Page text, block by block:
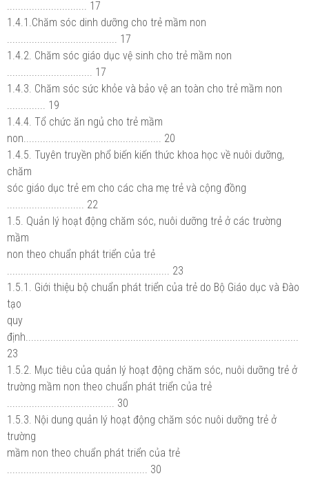
............................. 17
1.4.1.Chăm sóc dinh dưỡng cho trẻ mầm non
........................................ 17
1.4.2. Chăm sóc giáo dục vệ sinh cho trẻ mầm non
............................... 17
1.4.3. Chăm sóc sức khỏe và bảo vệ an toàn cho trẻ mầm non
.............. 19
1.4.4. Tổ chức ăn ngủ cho trẻ mầm
non.................................................. 20
1.4.5. Tuyên truyền phổ biến kiến thức khoa học về nuôi dưỡng,
chăm
sóc giáo dục trẻ em cho các cha mẹ trẻ và cộng đồng
............................ 22
1.5. Quản lý hoạt động chăm sóc, nuôi dưỡng trẻ ở các trường
mầm
non theo chuẩn phát triển của trẻ
........................................................... 23
1.5.1. Giới thiệu bộ chuẩn phát triển của trẻ do Bộ Giáo dục và Đào
tạo
quy
định...................................................................................................
23
1.5.2. Mục tiêu của quản lý hoạt động chăm sóc, nuôi dưỡng trẻ ở
trường mầm non theo chuẩn phát triển của trẻ
....................................... 30
1.5.3. Nội dung quản lý hoạt động chăm sóc nuôi dưỡng trẻ ở
trường
mầm non theo chuẩn phát triển của trẻ
................................................... 30